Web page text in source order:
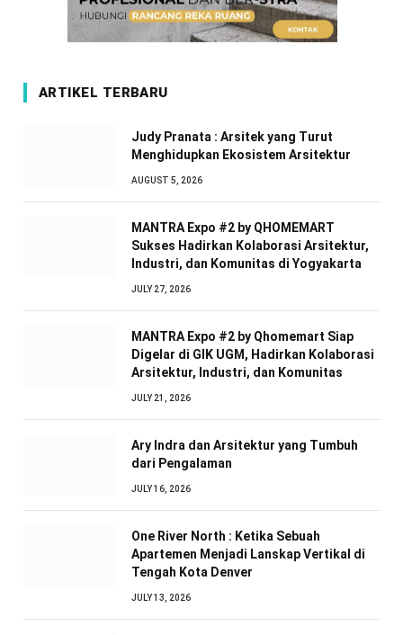
ARTIKEL TERBARU
Judy Pranata : Arsitek yang Turut
Menghidupkan Ekosistem Arsitektur
AUGUST 5, 2026
MANTRA Expo #2 by QHOMEMART
Sukses Hadirkan Kolaborasi Arsitektur,
Industri, dan Komunitas di Yogyakarta
JULY 27, 2026
MANTRA Expo #2 by Qhomemart Siap
Digelar di GIK UGM, Hadirkan Kolaborasi
Arsitektur, Industri, dan Komunitas
JULY 21, 2026
Ary Indra dan Arsitektur yang Tumbuh
dari Pengalaman
JULY 16, 2026
One River North : Ketika Sebuah
Apartemen Menjadi Lanskap Vertikal di
Tengah Kota Denver
JULY 13, 2026